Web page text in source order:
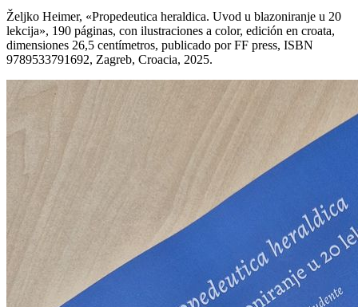
Željko Heimer, «Propedeutica heraldica. Uvod u blazoniranje u 20
lekcija», 190 páginas, con ilustraciones a color, edición en croata,
dimensiones 26,5 centímetros, publicado por FF press, ISBN
9789533791692, Zagreb, Croacia, 2025.